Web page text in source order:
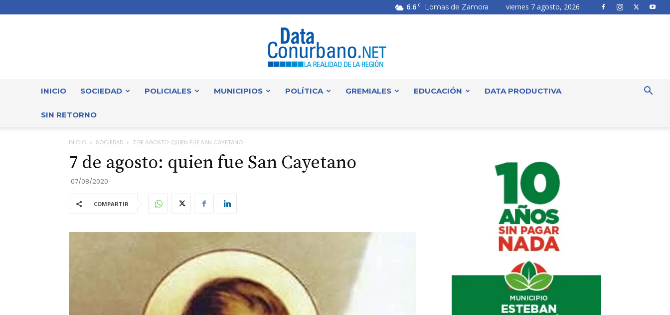
6.6 C Lomas de Zamora viernes 7 agosto, 2026
INICIO SOCIEDAD POLICIALES MUNICIPIOS POLÍTICA GREMIALES EDUCACIÓN DATA PRODUCTIVA
SIN RETORNO
INICIO SOCIEDAD 7 DE AGOSTO: QUIEN FUE SAN CAYETANO
7 de agosto: quien fue San Cayetano
07/08/2020
COMPARTIR